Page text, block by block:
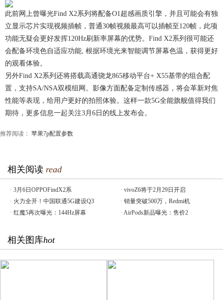
此前网上曾曝光Find X2系列将配备O1超感画质引擎，并且可能会有独
立显示芯片实现视频插帧，普通30帧视频最高可以插帧至120帧，此项
功能无疑会更好发挥120Hz刷新率屏幕的优势。Find X2系列很可能还
会配备环境色自适应功能, 根据环境光来智能调节屏幕色温，获得更好
的观看体验。
另外Find X2系列还将搭载高通骁龙865移动平台+ X55基带的组合配
置，支持SA/NSA双模组网。影像方面配备定制传感器，将会革新对焦
性能等表现，给用户更好的拍照体验。这样一款5G全能旗舰值得我们
期待，更多信息一起关注3月6日的线上发布会。
推荐阅读： 苹果7p配置参数
相关阅读 read
· 3月6日OPPOFindX2系 · vivoZ6将于2月29日开启
· 火力全开！中国联通5G建设Q3 · 销量突破500万，Redmi机
· 红魔5再次曝光：144Hz屏幕 · AirPods新品曝光：售价2
相关图库hot